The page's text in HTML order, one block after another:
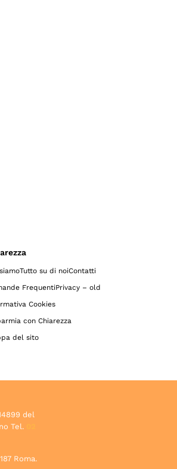
Tutto su di noiContatti
FrequentiPrivacy – old
Cookies
con Chiarezza
del sito
del
Tel.
Roma.